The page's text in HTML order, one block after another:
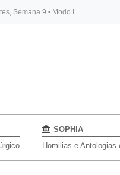
Semana 9 • Modo I
SOPHIA
Homilias e Antologias